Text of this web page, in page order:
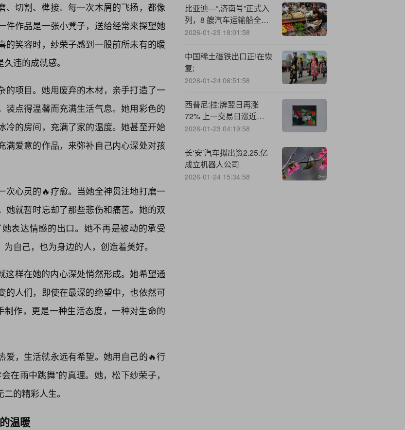
、切割、榫接。每一次木屑的飞扬，都像
件作品是一张小凳子，送给经常来探望她
的笑容时，纱荣子感到一股前所未有的暖
违的成就感。
的项目。她用废弃的木材，亲手打造了一
装点得温馨而充满生活气息。她用彩色的
冷的房间，充满了家的温度。她甚至开始
满爱意的作品，来弥补自己内心深处对孩
次心灵的🔥疗愈。当她全神贯注地打磨一
就暂时忘却了那些悲伤和痛苦。她的双
表达情感的出口。她不再是被动的承受
自己，也为身边的人，创造着美好。
这样在她的内心深处悄然形成。她希望通
的人们，即使在最深的绝望中，也依然可
作，更是一种生活态度，一种对生命的
爱，生活就永远有希望。她用自己的🔥行
在雨中跳舞”的真理。她，松下纱荣子，
的精彩人生。
温暖
比亚迪—“,济南号”正式入
列，8 艘汽车运输船全部
投入运营
2026-01-23 18:01:58
中国稀土磁铁出口正!在恢
复;
2026-01-24 06:51:58
西普尼:挂:牌翌日再涨
72% 上一交易日涨近
260%
2026-01-23 04:19:58
长‘安’汽车拟出资2.25.亿
成立机器人公司
2026-01-24 15:34:58